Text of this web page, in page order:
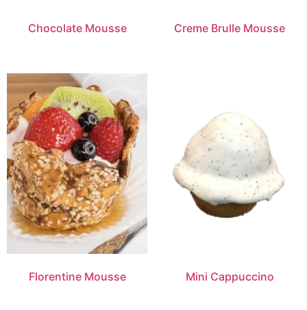
Chocolate Mousse Creme Brulle Mousse
Florentine Mousse Mini Cappuccino